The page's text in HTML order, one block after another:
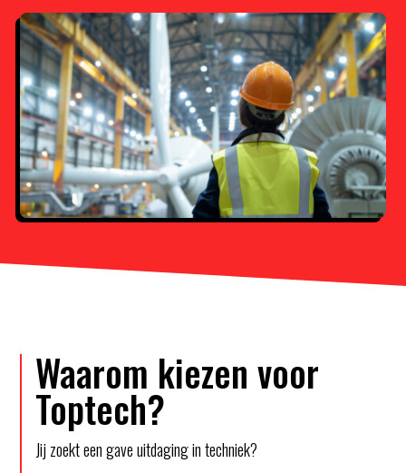
Waarom kiezen voor
Toptech?
Jij zoekt een gave uitdaging in techniek?